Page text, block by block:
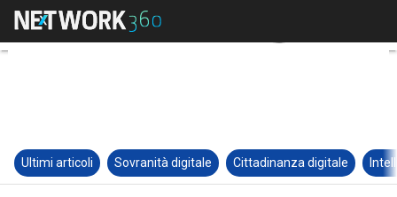
Ultimi articoli Sovranità digitale Cittadinanza digitale